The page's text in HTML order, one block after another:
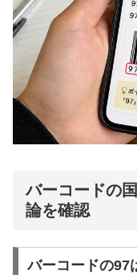
バーコードの
論を確認
バーコードの97